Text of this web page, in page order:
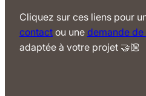
Cliquez sur ces liens pour
contact ou une demande
adaptée à votre projet 🤝🏼